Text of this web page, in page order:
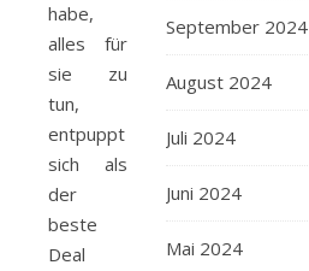
habe,
alles für
sie zu
tun,
entpuppt
sich als
der
beste
Deal
September 2024
August 2024
Juli 2024
Juni 2024
Mai 2024